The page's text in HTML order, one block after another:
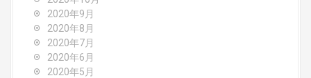
2020年9月
2020年8月
2020年7月
2020年6月
2020年5月